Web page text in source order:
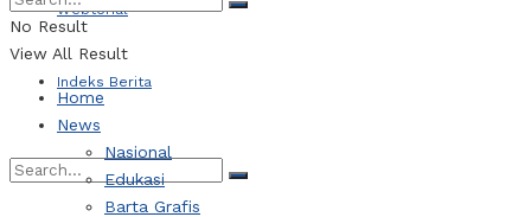
Webtorial
Indeks Berita
No Result
View All Result
Home
News
Nasional
Edukasi
Barta Grafis